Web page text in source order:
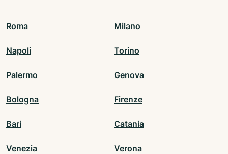
Roma Milano
Napoli Torino
Palermo Genova
Bologna Firenze
Bari Catania
Venezia Verona